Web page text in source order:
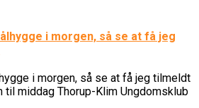
i morgen, så se at få jeg
i morgen, så se at få jeg tilmeldt
til middag Thorup-Klim Ungdomsklub